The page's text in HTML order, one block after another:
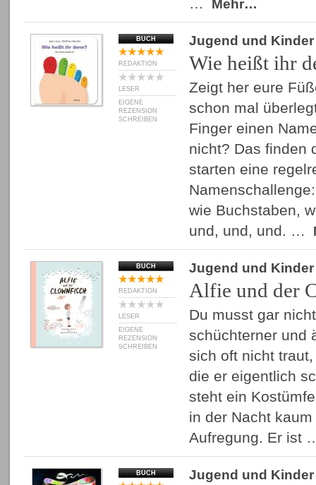
Mehr…
BUCH
REDAKTION
LESER
EIGENE
REZENSION
SCHREIBEN
Jugend und Kinder
Wie heißt ihr
Zeigt her eure
schon mal
Finger einen
nicht? Das finden
starten eine
wie Buchstaben,
und, und, und. …
BUCH
REDAKTION
LESER
EIGENE
REZENSION
SCHREIBEN
Jugend und Kinder
Alfie und der
Du musst gar
schüchterner und
sich oft nicht
die er eigentlich
steht ein
in der Nacht
Aufregung. Er ist
BUCH Jugend und Kinder